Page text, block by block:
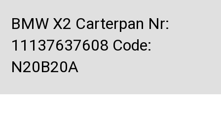
BMW X2 Carterpan Nr:
11137637608 Code:
N20B20A